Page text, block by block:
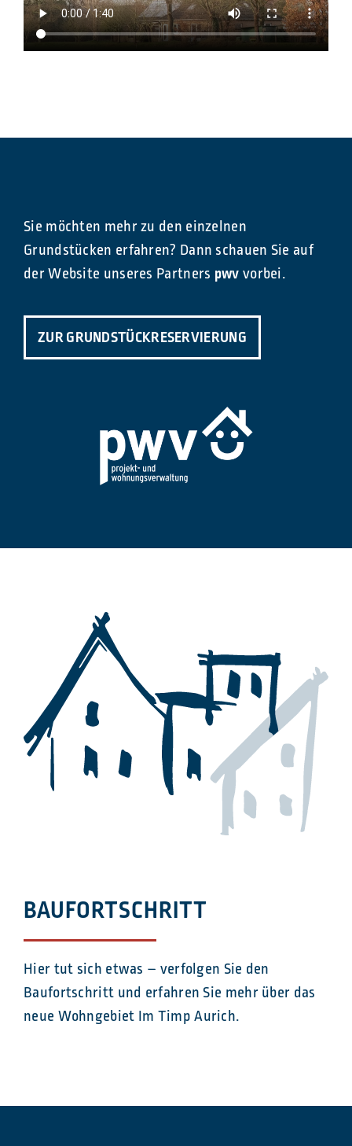
Sie möchten mehr zu den einzelnen
Grundstücken erfahren? Dann schauen Sie auf
der Website unseres Partners pwvvorbei.
ZUR GRUNDSTÜCKRESERVIERUNG
BAUFORTSCHRITT
Hier tut sich etwas – verfolgen Sie den
Baufortschritt und erfahren Sie mehr über das
neue Wohngebiet Im Timp Aurich.